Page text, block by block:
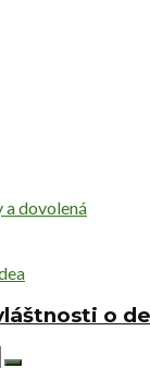
dovolená
o